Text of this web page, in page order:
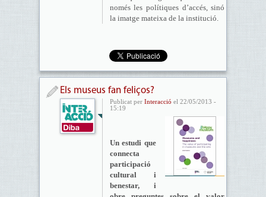
només les polítiques d’accés, sinó
la imatge mateixa de la institució.
Els museus fan feliços?
Publicat per Interacció el 22/05/2013 -
15:19
Un estudi que
connecta
participació
cultural i
benestar, i